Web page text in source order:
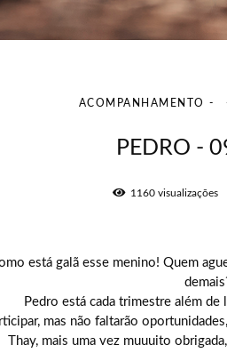
ACOMPANHAMENTO
PEDRO -
1160visualizações
está galã esse menino! Quem
Pedro está cada trimestre além
mas não faltarão
Thay, mais uma vez muuuito